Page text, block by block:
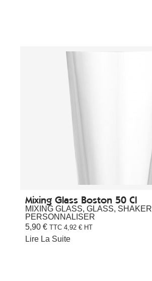
Mixing Glass Boston 50 Cl
MIXING GLASS, GLASS, SHAKER
PERSONNALISER
5,90 € TTC 4,92 € HT
Lire La Suite